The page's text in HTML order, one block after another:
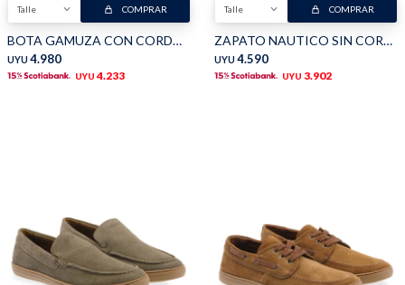
Talle COMPRAR
BOTA GAMUZA CON CORDONES - Marron
UYU 4.980
UYU 4.233
Talle COMPRAR
ZAPATO NAUTICO SIN CORDONES - Marron Claro
UYU 4.590
UYU 3.902